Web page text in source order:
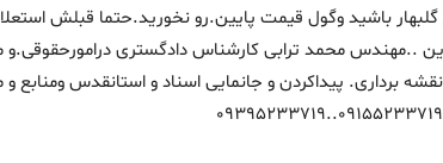
باشید وگول قیمت پایین.رو نخورید.حتما قبلش
..مهندس محمد ترابی کارشناس دادگستری درامورحقوقی.و
برداری. پیداکردن و جانمایی اسناد و استانقدس ومنابع